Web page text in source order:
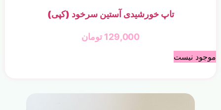
تاپ خورشیدی آستین سرخود (کپی)
129,000 تومان
موجود نیست